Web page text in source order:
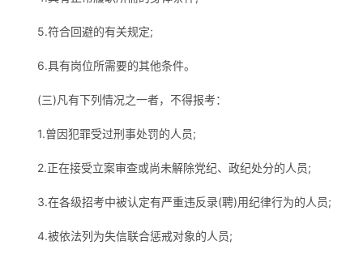
5.符合回避的有关规定;
6.具有岗位所需要的其他条件。
(三)凡有下列情况之一者，不得报考：
1.曾因犯罪受过刑事处罚的人员;
2.正在接受立案审查或尚未解除党纪、政纪处分的人员;
3.在各级招考中被认定有严重违反录(聘)用纪律行为的人员;
4.被依法列为失信联合惩戒对象的人员;